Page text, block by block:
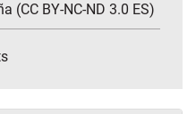
(CC BY-NC-ND 3.0 ES)